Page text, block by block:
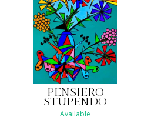
PENSIERO
STUPENDO
Available